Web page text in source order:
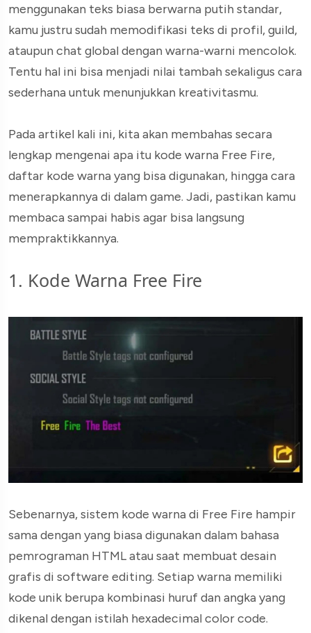
menggunakan teks biasa berwarna putih standar,
kamu justru sudah memodifikasi teks di profil, guild,
ataupun chat global dengan warna-warni mencolok.
Tentu hal ini bisa menjadi nilai tambah sekaligus cara
sederhana untuk menunjukkan kreativitasmu.
Pada artikel kali ini, kita akan membahas secara
lengkap mengenai apa itu kode warna Free Fire,
daftar kode warna yang bisa digunakan, hingga cara
menerapkannya di dalam game. Jadi, pastikan kamu
membaca sampai habis agar bisa langsung
mempraktikkannya.
1. Kode Warna Free Fire
Sebenarnya, sistem kode warna di Free Fire hampir
sama dengan yang biasa digunakan dalam bahasa
pemrograman HTML atau saat membuat desain
grafis di software editing. Setiap warna memiliki
kode unik berupa kombinasi huruf dan angka yang
dikenal dengan istilah hexadecimal color code.